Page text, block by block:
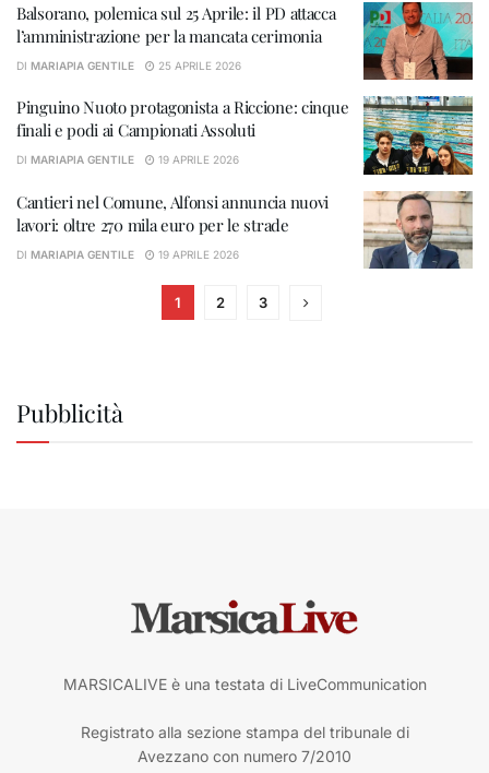
Balsorano, polemica sul 25 Aprile: il PD attacca
l’amministrazione per la mancata cerimonia
DI MARIAPIA GENTILE 25 APRILE 2026
Pinguino Nuoto protagonista a Riccione: cinque
finali e podi ai Campionati Assoluti
DI MARIAPIA GENTILE 19 APRILE 2026
Cantieri nel Comune, Alfonsi annuncia nuovi
lavori: oltre 270 mila euro per le strade
DI MARIAPIA GENTILE 19 APRILE 2026
1 2 3
Pubblicità
MARSICALIVE è una testata di LiveCommunication
Registrato alla sezione stampa del tribunale di
Avezzano con numero 7/2010